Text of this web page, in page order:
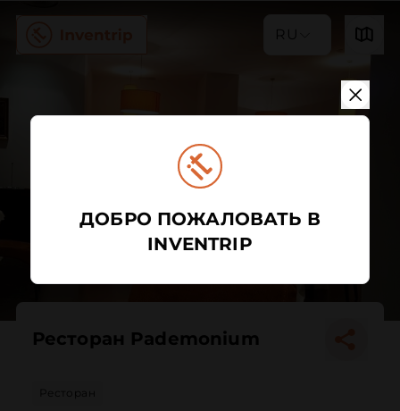
RU
Ресторан Pademonium
Ресторан
ДОБРО ПОЖАЛОВАТЬ В
INVENTRIP